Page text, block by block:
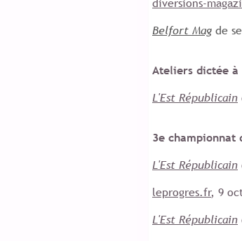
Belfort Mag de
Ateliers dictée à
L'Est Républicain
3e championnat
L'Est Républicain
leprogres.fr, 9
L'Est Républicain